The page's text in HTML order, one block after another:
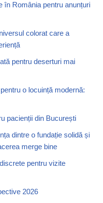
în România pentru anunțuri
colorat care a
pentru deserturi mai
o locuință modernă:
pacienții din București
dintre o fundație solidă și
merge bine
pentru vizite
2026